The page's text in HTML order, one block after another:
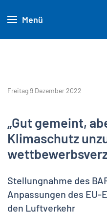
Menü
Freitag 9 Dezember 2022
„Gut gemeint,
Klimaschutz
Stellungnahme des
Anpassungen des
den Luftverkehr